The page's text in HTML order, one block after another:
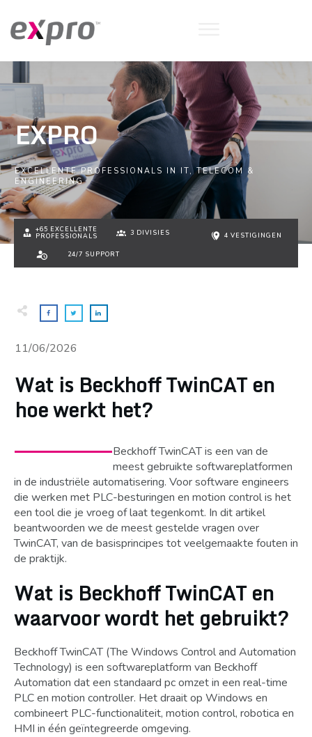
EXPRO
EXCELLENTE PROFESSIONALS IN IT, TELECOM &
ENGINEERING
+65 EXCELLENTE
PROFESSIONALS
3 DIVISIES 4 VESTIGINGEN
24/7 SUPPORT
11/06/2026
Wat is Beckhoff TwinCAT en
hoe werkt het?
Beckhoff TwinCAT is een van de
meest gebruikte softwareplatformen
in de industriële automatisering. Voor software engineers
die werken met PLC-besturingen en motion control is het
een tool die je vroeg of laat tegenkomt. In dit artikel
beantwoorden we de meest gestelde vragen over
TwinCAT, van de basisprincipes tot veelgemaakte fouten in
de praktijk.
Wat is Beckhoff TwinCAT en
waarvoor wordt het gebruikt?
Beckhoff TwinCAT (The Windows Control and Automation
Technology) is een softwareplatform van Beckhoff
Automation dat een standaard pc omzet in een real-time
PLC en motion controller. Het draait op Windows en
combineert PLC-functionaliteit, motion control, robotica en
HMI in één geïntegreerde omgeving.